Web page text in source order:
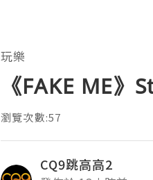
玩樂
《FAKE ME
瀏覽次數:57
CQ9跳高高2